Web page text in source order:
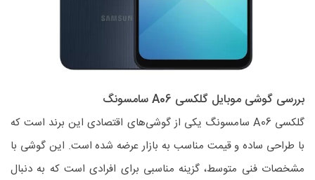
بررسی گوشی موبایل گلکسی A06 سامسونگ
گلکسی A06 سامسونگ یکی از گوشی‌های اقتصادی این برند است که
با طراحی ساده و قیمت مناسب به بازار عرضه شده است. این گوشی با
مشخصات فنی متوسط، گزینه مناسبی برای افرادی است که به دنبال